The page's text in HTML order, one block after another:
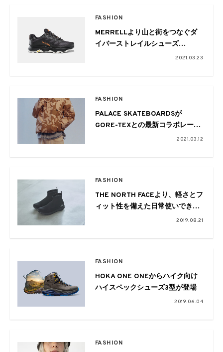
FASHION
MERRELLより山と街をつなぐダ
イバーストレイルシューズ
「MOAB SPEED GORE-TEX」が
2021.03.23
FASHION
PALACE SKATEBOARDSが
GORE-TEXとの最新コラボレーシ
2021.03.12
FASHION
THE NORTH FACEより、軽さとフ
ィット性を備えた日常使いできる
2019.08.21
FASHION
HOKA ONE ONEからハイク向け
ハイスペックシューズ3型が登場
2019.06.04
FASHION